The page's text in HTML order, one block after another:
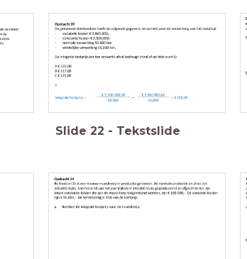
Slide 22 - Tekstslide